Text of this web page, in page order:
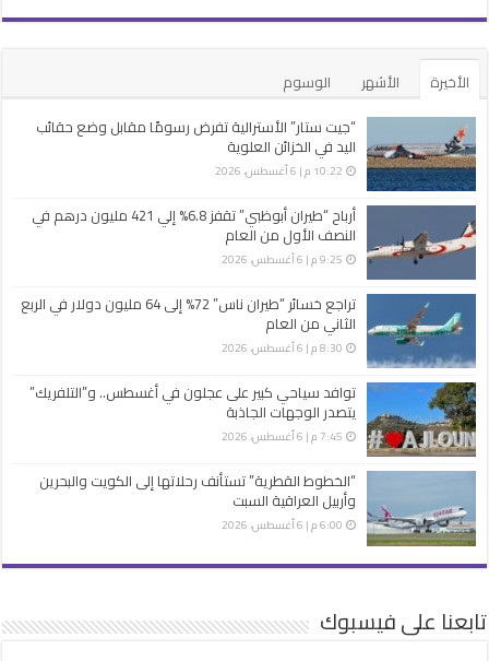
الأخيرة الأشهر
الوسوم
“جيت ستار” الأسترالية تفرض رسومًا مقابل وضع حقائب
اليد في الخزائن العلوية
10:22 م | 6 أغسطس، 2026
أرباح “طيران أبوظبي” تقفز 6.8% إلي 421 مليون درهم في
النصف الأول من العام
9:25 م | 6 أغسطس، 2026
تراجع خسائر “طيران ناس” 72% إلى 64 مليون دولار في الربع
الثاني من العام
8:30 م | 6 أغسطس، 2026
توافد سياحي كبير على عجلون في أغسطس.. و”التلفريك”
يتصدر الوجهات الجاذبة
7:45 م | 6 أغسطس، 2026
“الخطوط القطرية” تستأنف رحلاتها إلى الكويت والبحرين
وأربيل العراقية السبت
6:00 م | 6 أغسطس، 2026
تابعنا على فيسبوك